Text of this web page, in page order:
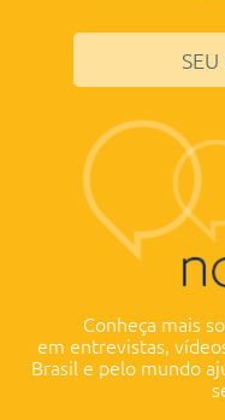
Conheça mais
em entrevistas,
Brasil e pelo mundo